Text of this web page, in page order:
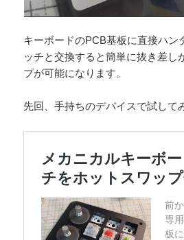
キーボードのPCB基板に直接ハン
ッチと交換すると簡単に抜き差し
プが可能になります。
先回、手持ちのデバイスで試して